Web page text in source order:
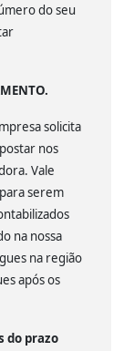
do seu
solicita
nos
Vale
serem
na nossa
na região
após os
do prazo